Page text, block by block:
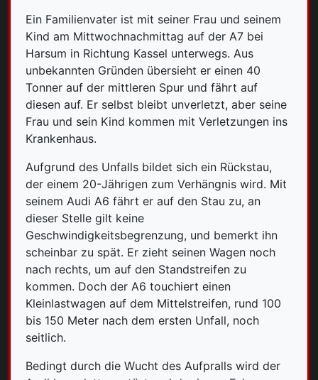
Ein Familienvater ist mit seiner Frau und seinem
Kind am Mittwochnachmittag auf der A7 bei
Harsum in Richtung Kassel unterwegs. Aus
unbekannten Gründen übersieht er einen 40
Tonner auf der mittleren Spur und fährt auf
diesen auf. Er selbst bleibt unverletzt, aber seine
Frau und sein Kind kommen mit Verletzungen ins
Krankenhaus.
Aufgrund des Unfalls bildet sich ein Rückstau,
der einem 20-Jährigen zum Verhängnis wird. Mit
seinem Audi A6 fährt er auf den Stau zu, an
dieser Stelle gilt keine
Geschwindigkeitsbegrenzung, und bemerkt ihn
scheinbar zu spät. Er zieht seinen Wagen noch
nach rechts, um auf den Standstreifen zu
kommen. Doch der A6 touchiert einen
Kleinlastwagen auf dem Mittelstreifen, rund 100
bis 150 Meter nach dem ersten Unfall, noch
seitlich.
Bedingt durch die Wucht des Aufpralls wird der